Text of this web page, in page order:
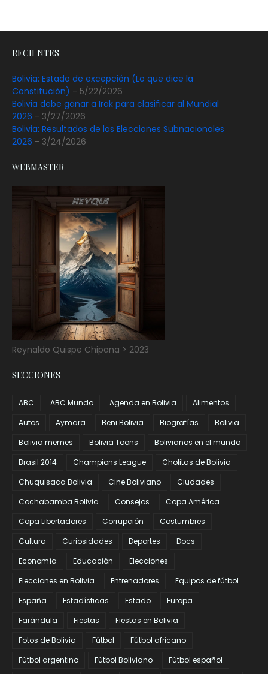
RECIENTES
Bolivia: Estado de excepción (Lo que dice la
Constitución) - 5/22/2026
Bolivia debe ganar a Irak para clasificar al Mundial
2026 - 3/27/2026
Bolivia: Resultados de las Elecciones Subnacionales
2026 - 3/24/2026
WEBMASTER
Reynaldo Quispe Chipana > 2023
SECCIONES
ABC ABC Mundo Agenda en Bolivia
Alimentos
Autos
Aymara Beni Bolivia Biografías
Bolivia
Bolivia memes
Bolivia Toons
Bolivianos en el mundo
Brasil 2014
Champions League
Cholitas de Bolivia
Chuquisaca Bolivia
Cine Boliviano
Ciudades
Cochabamba Bolivia
Consejos
Copa América
Copa Libertadores
Corrupción
Costumbres
Cultura
Curiosidades Deportes
Docs
Economía
Educación
Elecciones
Elecciones en Bolivia
Entrenadores
Equipos de fútbol
España
Estadísticas Estado
Europa
Farándula
Fiestas
Fiestas en Bolivia
Fotos de Bolivia
Fútbol
Fútbol africano
Fútbol argentino
Fútbol Boliviano
Fútbol español